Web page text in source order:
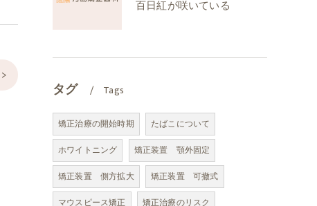
百日紅が咲いている
タグ Tags
矯正治療の開始時期
たばこについて
ホワイトニング
矯正装置 顎外固定
矯正装置 側方拡大
矯正装置 可撤式
マウスピース矯正
矯正治療のリスク